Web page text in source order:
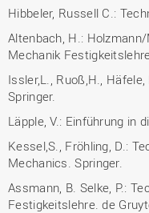
Hibbeler, Russell C.:
Altenbach, H.:
Mechanik
Issler,L., Ruoß,H.,
Springer.
Läpple, V.: Einführung in
Kessel,S., Fröhling, D.:
Mechanics. Springer.
Assmann, B. Selke, P.:
Festigkeitslehre. de